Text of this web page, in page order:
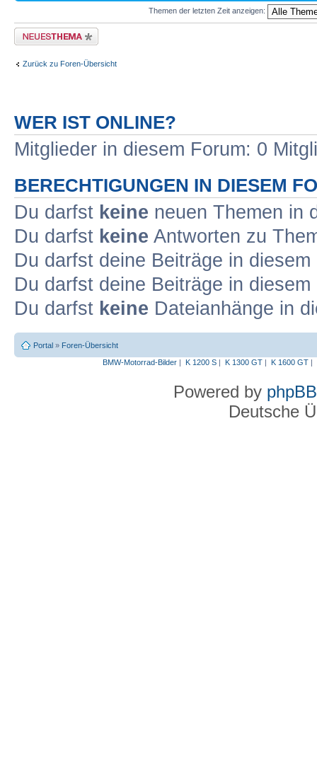
Themen der letzten Zeit anzeigen:
Neues Thema erstellen
Zurück zu Foren-Übersicht
WER IST ONLINE?
Mitglieder in diesem Forum: 0
BERECHTIGUNGEN IN DIESEM
Du darfst keine neuen Themen in
Du darfst keine Antworten zu
Du darfst deine Beiträge in
Du darfst deine Beiträge in
Du darfst keine Dateianhänge in
Portal » Foren-Übersicht
BMW-Motorrad-Bilder| K 1200 S| K 1300 GT| K 1600 GT|
Powered by phpBB
Deutsche